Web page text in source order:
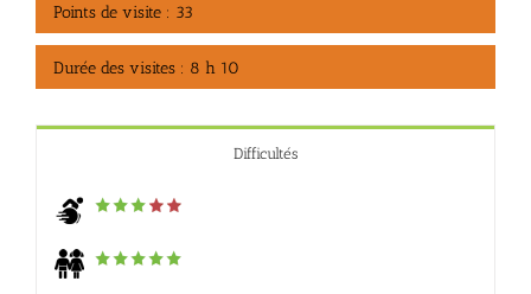
Points de visite : 33
Durée des visites : 8 h 10
Difficultés